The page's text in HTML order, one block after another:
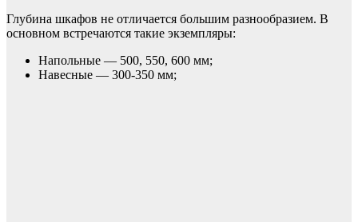
Глубина шкафов не отличается большим разнообразием. В
основном встречаются такие экземпляры:
Напольные — 500, 550, 600 мм;
Навесные — 300-350 мм;